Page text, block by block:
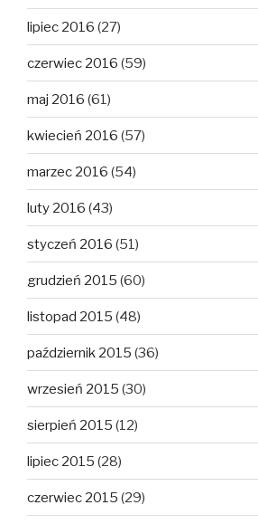
lipiec 2016 (27)
czerwiec 2016 (59)
maj 2016 (61)
kwiecień 2016 (57)
marzec 2016 (54)
luty 2016 (43)
styczeń 2016 (51)
grudzień 2015 (60)
listopad 2015 (48)
październik 2015 (36)
wrzesień 2015 (30)
sierpień 2015 (12)
lipiec 2015 (28)
czerwiec 2015 (29)